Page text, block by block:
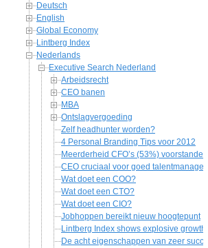
Deutsch
English
Global Economy
Lintberg Index
Nederlands
Executive Search Nederland
Arbeidsrecht
CEO banen
MBA
Ontslagvergoeding
Zelf headhunter worden?
4 Personal Branding Tips voor 2012
Meerderheid CFO’s (53%) voorstander
CEO cruciaal voor goed
Wat doet een COO?
Wat doet een CTO?
Wat doet een CIO?
Jobhoppen bereikt nieuw hoogtepunt
Lintberg Index shows explosive growth
De acht eigenschappen van zeer